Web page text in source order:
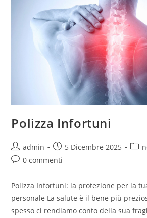
Polizza Infortuni
admin 5 Dicembre 2025
0 commenti
Polizza Infortuni: la protezione per la
personale La salute è il bene più
spesso ci rendiamo conto della sua